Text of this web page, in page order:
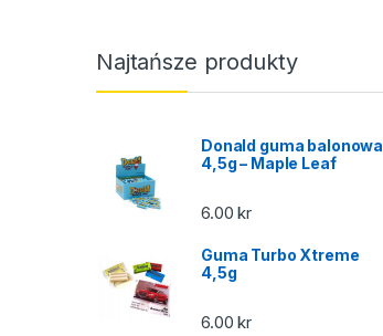
Najtańsze produkty
Donald guma balonowa
4,5g – Maple Leaf
6.00kr
Guma Turbo Xtreme
4,5g
6.00kr